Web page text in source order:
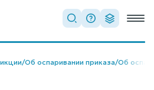
/Об оспаривании приказа/Об